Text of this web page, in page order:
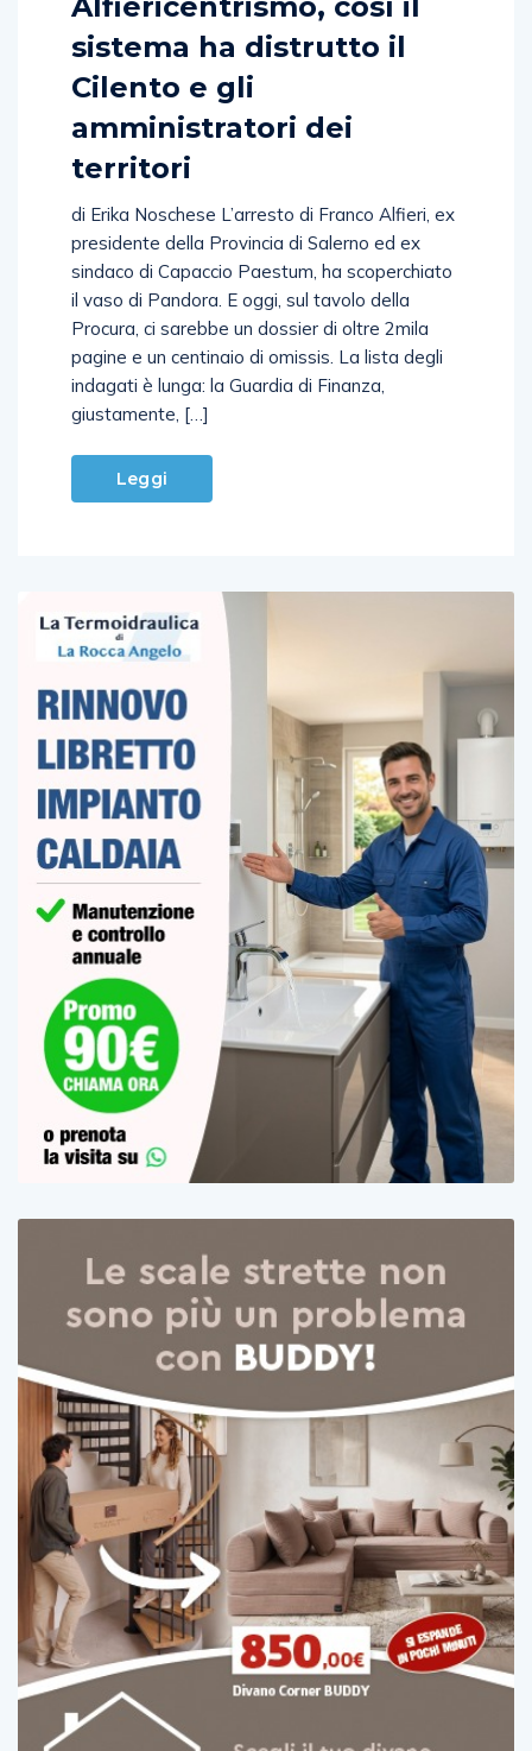
sistema ha distrutto il
Cilento e gli
amministratori dei
territori
presidente della Provincia di Salerno ed ex
sindaco di Capaccio Paestum, ha scoperchiato
il vaso di Pandora. E oggi, sul tavolo della
Procura, ci sarebbe un dossier di oltre 2mila
pagine e un centinaio di omissis. La lista degli
indagati è lunga: la Guardia di Finanza,
giustamente, […]
Leggi